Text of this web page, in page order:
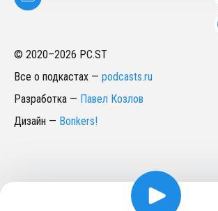
© 2020–2026 PC.ST
Все о подкастах — podcasts.ru
Разработка — Павел Козлов
Дизайн — Bonkers!